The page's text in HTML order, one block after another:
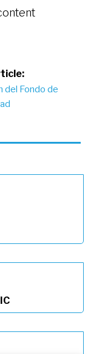
del Fondo de